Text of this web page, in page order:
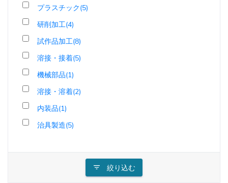
プラスチック(5)
研削加工(4)
試作品加工(8)
溶接・接着(5)
機械部品(1)
溶接・溶着(2)
内装品(1)
治具製造(5)
絞り込む